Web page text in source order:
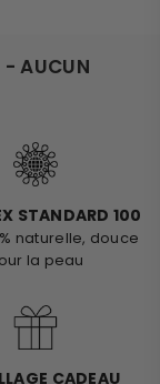
- AUCUN
STANDARD 100
% naturelle, douce
la peau
CADEAU